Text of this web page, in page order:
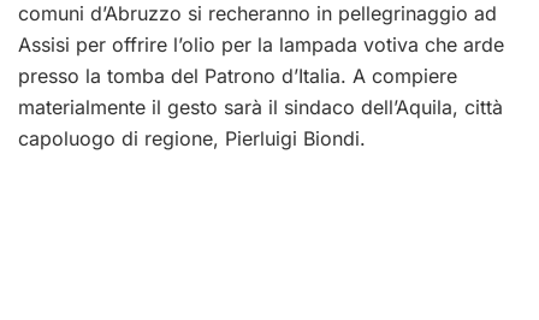
comuni d’Abruzzo si recheranno in pellegrinaggio ad
Assisi per offrire l’olio per la lampada votiva che arde
presso la tomba del Patrono d’Italia. A compiere
materialmente il gesto sarà il sindaco dell’Aquila, città
capoluogo di regione, Pierluigi Biondi.